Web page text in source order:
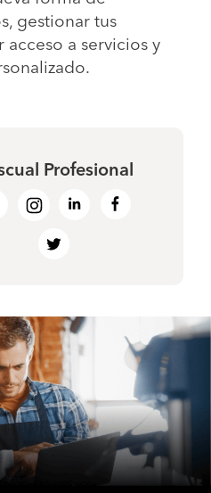
gestionar tus
a servicios y
Profesional